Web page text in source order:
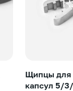
Щипцы для
капсул 5/